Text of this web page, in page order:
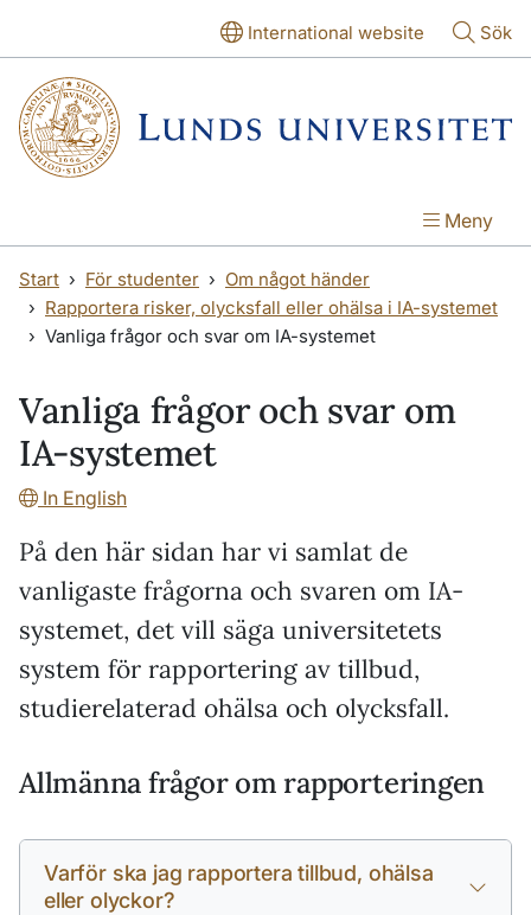
International website Sök
Meny
Start För studenter
Om något händer
Rapportera risker, olycksfall eller ohälsa i IA-systemet
Vanliga frågor och svar om IA-systemet
Vanliga frågor och svar om
IA-systemet
In English
På den här sidan har vi samlat de
vanligaste frågorna och svaren om IA-
systemet, det vill säga universitetets
system för rapportering av tillbud,
studierelaterad ohälsa och olycksfall.
Allmänna frågor om rapporteringen
Varför ska jag rapportera tillbud, ohälsa
eller olyckor?